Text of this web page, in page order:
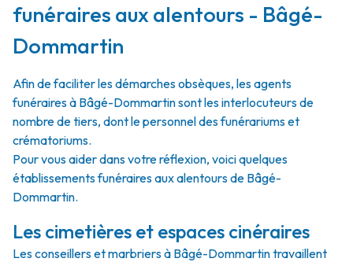
funéraires aux alentours - Bâgé-
Dommartin
Afin de faciliter les démarches obsèques, les agents
funéraires à Bâgé-Dommartin sont les interlocuteurs de
nombre de tiers, dont le personnel des funérariums et
crématoriums.
Pour vous aider dans votre réflexion, voici quelques
établissements funéraires aux alentours de Bâgé-
Dommartin.
Les cimetières et espaces cinéraires
Les conseillers et marbriers à Bâgé-Dommartin travaillent